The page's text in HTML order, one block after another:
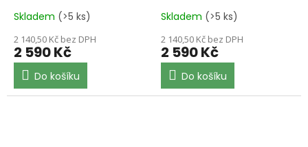
Skladem (>5 ks)
2 140,50 Kč bez DPH
2 590 Kč
Do košíku
Skladem (>5 ks)
2 140,50 Kč bez DPH
2 590 Kč
Do košíku